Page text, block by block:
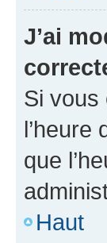
J’ai
Si vous
l’heure
que
Haut